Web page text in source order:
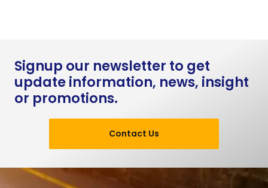
Signup our newsletter to get
update information, news, insight
or promotions.
Contact Us